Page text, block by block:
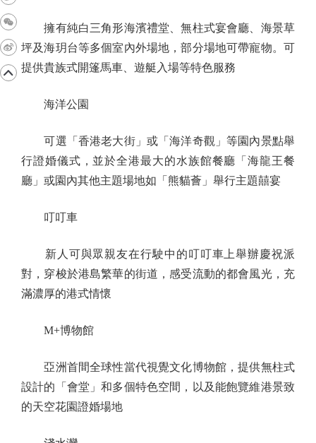
擁有純白三角形海濱禮堂、無柱式宴會廳、海景草
坪及海玥台等多個室內外場地，部分場地可帶寵物。可
提供貴族式開篷馬車、遊艇入場等特色服務
海洋公園
可選「香港老大街」或「海洋奇觀」等園內景點舉
行證婚儀式，並於全港最大的水族館餐廳「海龍王餐
廳」或園內其他主題場地如「熊貓薈」舉行主題囍宴
叮叮車
新人可與眾親友在行駛中的叮叮車上舉辦慶祝派
對，穿梭於港島繁華的街道，感受流動的都會風光，充
滿濃厚的港式情懷
M+博物館
亞洲首間全球性當代視覺文化博物館，提供無柱式
設計的「會堂」和多個特色空間，以及能飽覽維港景致
的天空花園證婚場地